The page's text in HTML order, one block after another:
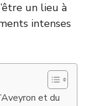
un lieu à
intenses
et du